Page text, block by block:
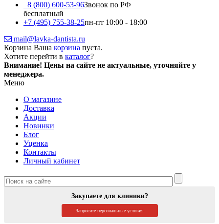
8 (800) 600-53-96Звонок по РФ
бесплатный
+7 (495) 755-38-25пн-пт 10:00 - 18:00
mail@lavka-dantista.ru
Корзина Ваша корзина пуста.
Хотите перейти в каталог?
Внимание! Цены на сайте не актуальные, уточняйте у
менеджера.
Меню
О магазине
Доставка
Акции
Новинки
Блог
Уценка
Контакты
Личный кабинет
Закупаете для клиники?
Запросите персональные условия